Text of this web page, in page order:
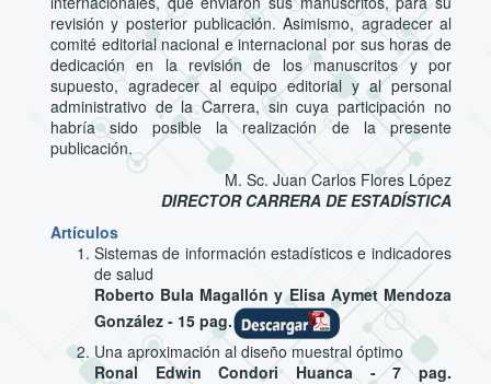
revisión y posterior publicación. Asimismo, agradecer al
comité editorial nacional e internacional por sus horas de
dedicación en la revisión de los manuscritos y por
supuesto, agradecer al equipo editorial y al personal
administrativo de la Carrera, sin cuya participación no
habría sido posible la realización de la presente
publicación.
M. Sc. Juan Carlos Flores López
DIRECTOR CARRERA DE ESTADÍSTICA
Artículos
Sistemas de información estadísticos e indicadores
de salud
Roberto Bula Magallón y Elisa Aymet Mendoza
González - 15 pag.
Una aproximación al diseño muestral óptimo
Ronal Edwin Condori Huanca - 7 pag.